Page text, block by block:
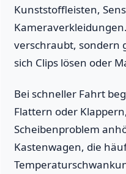
Kunststoffleisten,
verschraubt, sondern
sich Clips lösen oder
Bei schneller Fahrt
Flattern oder
Scheibenproblem
Kastenwagen, die